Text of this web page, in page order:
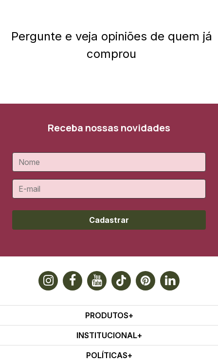
Pergunte e veja opiniões de quem já
comprou
Receba nossas novidades
Cadastrar
PRODUTOS
INSTITUCIONAL
POLÍTICAS